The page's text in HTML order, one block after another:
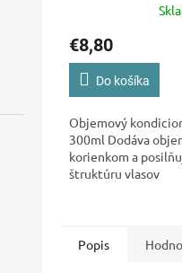
€8,80
Do košíka
Objemový
300ml Dodáva
korienkom a
štruktúru vlasov
Popis